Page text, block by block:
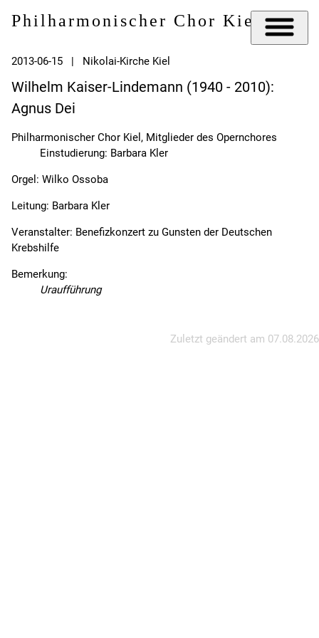
Philharmonischer Chor Kiel e.V.
2013-06-15 | Nikolai-Kirche Kiel
Wilhelm Kaiser-Lindemann (1940 - 2010):
Agnus Dei
Philharmonischer Chor Kiel, Mitglieder des Opernchores
Einstudierung: Barbara Kler
Orgel: Wilko Ossoba
Leitung: Barbara Kler
Veranstalter: Benefizkonzert zu Gunsten der Deutschen
Krebshilfe
Bemerkung:
Uraufführung
Zuletzt geändert am 07.08.2026